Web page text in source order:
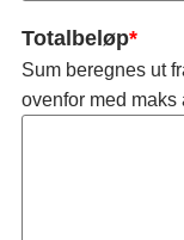
Totalbeløp*
Sum beregnes ut
ovenfor med maks